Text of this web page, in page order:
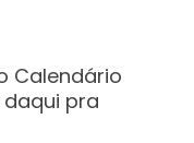
Calendário
daqui pra